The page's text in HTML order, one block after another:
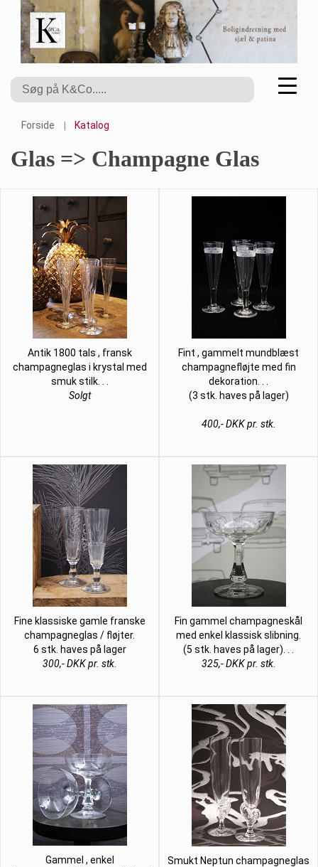
Forside Katalog
Glas => Champagne Glas
Antik 1800 tals , fransk
champagneglas i krystal med
smuk stilk. . .
Solgt
Fint , gammelt mundblæst
champagnefløjte med fin
dekoration. . .
(3 stk. haves på lager)
400,- DKK pr. stk.
Fine klassiske gamle franske
champagneglas / fløjter.
6 stk. haves på lager
300,- DKK pr. stk.
Fin gammel champagneskål
med enkel klassisk slibning.
(5 stk. haves på lager). . .
325,- DKK pr. stk.
Gammel , enkel
Smukt Neptun champagneglas